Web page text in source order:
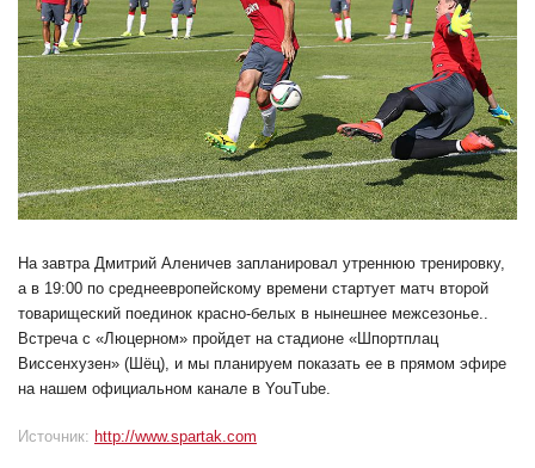
На завтра Дмитрий Аленичев запланировал утреннюю тренировку,
а в 19:00 по среднеевропейскому времени стартует матч второй
товарищеский поединок красно-белых в нынешнее межсезонье..
Встреча с «Люцерном» пройдет на стадионе «Шпортплац
Виссенхузен» (Шёц), и мы планируем показать ее в прямом эфире
на нашем официальном канале в YouTube.
Источник: http://www.spartak.com